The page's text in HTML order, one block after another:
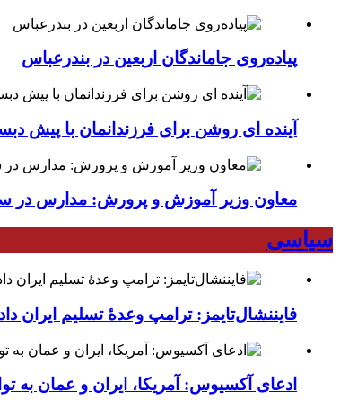
پیاده‌روی جاماندگان اربعین در بندرعباس
آینده ای روشن برای فرزندانمان با پیش
معاون وزیر آموزش و پرورش: مدارس
سیاسی
فایننشال‌تایمز: ترامپ وعدۀ تسلیم ایران
ادعای آکسیوس: آمریکا، ایران و عمان به